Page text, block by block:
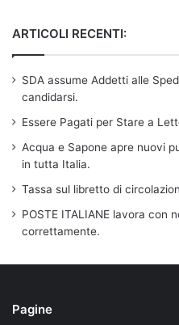
ARTICOLI RECENTI:
SDA assume Addetti alle
candidarsi.
Essere Pagati per Stare a
Acqua e Sapone apre nuovi
in tutta Italia.
Tassa sul libretto di
POSTE ITALIANE lavora con
correttamente.
Pagine